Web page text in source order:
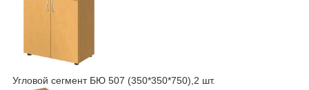
Угловой сегмент БЮ 507 (350*350*750),2 шт.